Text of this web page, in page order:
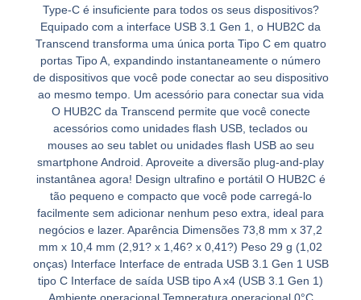
Type-C é insuficiente para todos os seus dispositivos?
Equipado com a interface USB 3.1 Gen 1, o HUB2C da
Transcend transforma uma única porta Tipo C em quatro
portas Tipo A, expandindo instantaneamente o número
de dispositivos que você pode conectar ao seu dispositivo
ao mesmo tempo. Um acessório para conectar sua vida
O HUB2C da Transcend permite que você conecte
acessórios como unidades flash USB, teclados ou
mouses ao seu tablet ou unidades flash USB ao seu
smartphone Android. Aproveite a diversão plug-and-play
instantânea agora! Design ultrafino e portátil O HUB2C é
tão pequeno e compacto que você pode carregá-lo
facilmente sem adicionar nenhum peso extra, ideal para
negócios e lazer. Aparência Dimensões 73,8 mm x 37,2
mm x 10,4 mm (2,91? x 1,46? x 0,41?) Peso 29 g (1,02
onças) Interface Interface de entrada USB 3.1 Gen 1 USB
tipo C Interface de saída USB tipo A x4 (USB 3.1 Gen 1)
Ambiente operacional Temperatura operacional 0°C